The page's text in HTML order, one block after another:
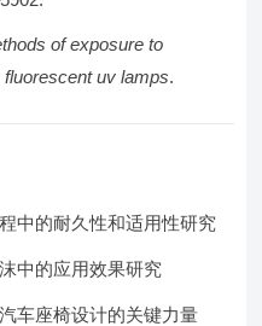
of exposure to
uv lamps.
中的耐久性和适用性研究
中的应用效果研究
车座椅设计的关键力量​